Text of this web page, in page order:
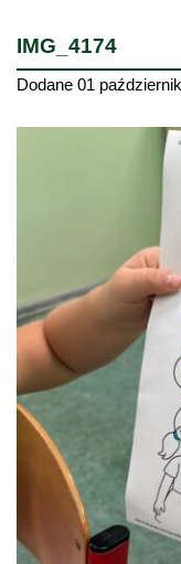
IMG_4174
Dodane 01